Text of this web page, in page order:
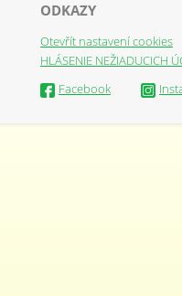
ODKAZY
Otevřít nastavení cookies
HLÁSENIE NEŽIADUCICH
Facebook